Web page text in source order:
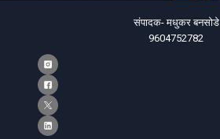
संपादक- मधुकर बनसोडे
9604752782